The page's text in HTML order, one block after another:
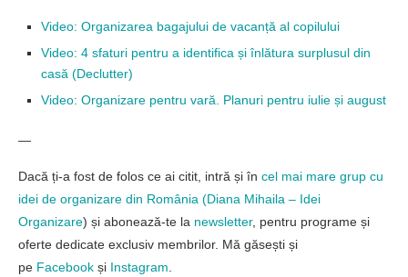
Video: Organizarea bagajului de vacanță al copilului
Video: 4 sfaturi pentru a identifica și înlătura surplusul din
casă (Declutter)
Video: Organizare pentru vară. Planuri pentru iulie și august
—
Dacă ți-a fost de folos ce ai citit, intră și în cel mai mare grup cu
idei de organizare din România (Diana Mihaila – Idei
Organizare) și abonează-te la newsletter, pentru programe și
oferte dedicate exclusiv membrilor. Mă găsești și
pe Facebook și Instagram